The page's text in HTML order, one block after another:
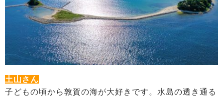
土山さん
子どもの頃から敦賀の海が大好きです。水島の透き通る